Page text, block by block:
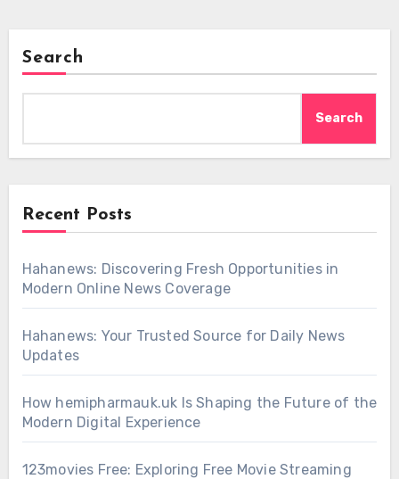
Search
Search
Recent Posts
Hahanews: Discovering Fresh Opportunities in
Modern Online News Coverage
Hahanews: Your Trusted Source for Daily News
Updates
How hemipharmauk.uk Is Shaping the Future of the
Modern Digital Experience
123movies Free: Exploring Free Movie Streaming